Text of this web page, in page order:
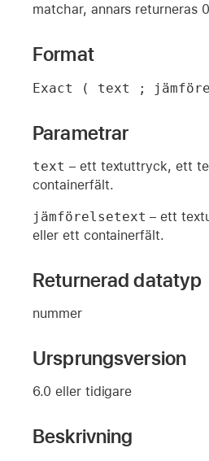
matchar, annars returneras
Format
Exact ( text ;
Parametrar
text – ett textuttryck, ett
containerfält.
jämförelsetext – ett
eller ett containerfält.
Returnerad datatyp
nummer
Ursprungsversion
6.0 eller tidigare
Beskrivning